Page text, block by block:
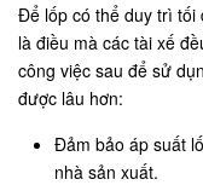
Để lốp có thể duy trì tối
là điều mà các tài xế
công việc sau để sử
được lâu hơn:
Đảm bảo áp suất
nhà sản xuất.